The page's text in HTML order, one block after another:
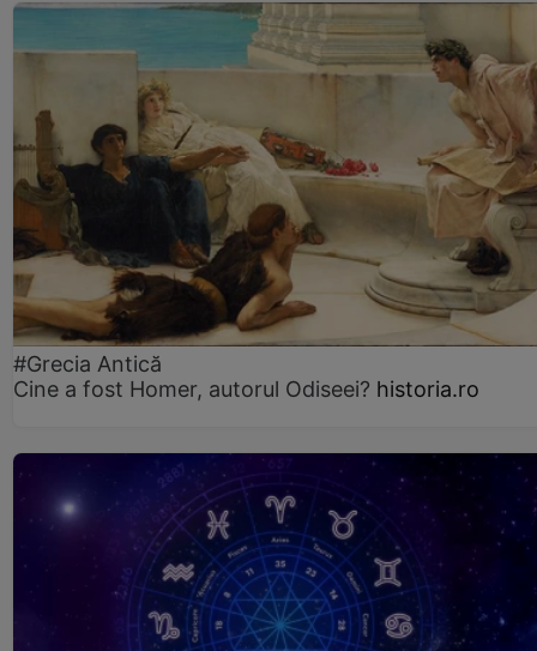
#Grecia Antică
Cine a fost Homer, autorul Odiseei? historia.ro